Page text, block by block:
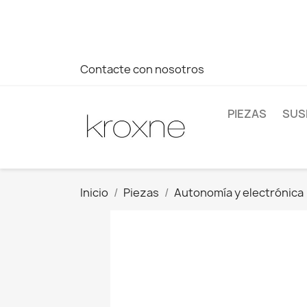
Contacte con nosotros
PIEZAS
Inicio Piezas Autonomía y electrónica